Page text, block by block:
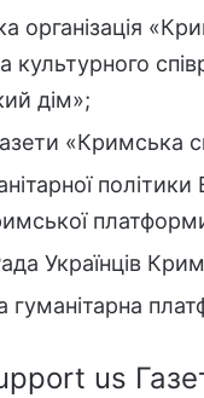
організація
культурного
дім»;
«Кримська
політики
Українців
гуманітарна
us